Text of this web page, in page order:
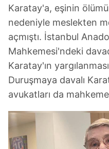
Karatay'a, eşinin
nedeniyle meslekten
açmıştı. İstanbul
Mahkemesi'ndeki
Karatay'ın
Duruşmaya davalı
avukatları da